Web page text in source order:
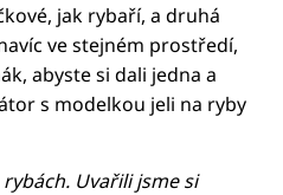
jak rybaří, a druhá
ve stejném prostředí,
abyste si dali jedna a
s modelkou jeli na ryby
Uvařili jsme si